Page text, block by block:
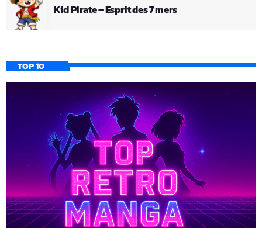
Kid Pirate – Esprit des 7 mers
TOP 10